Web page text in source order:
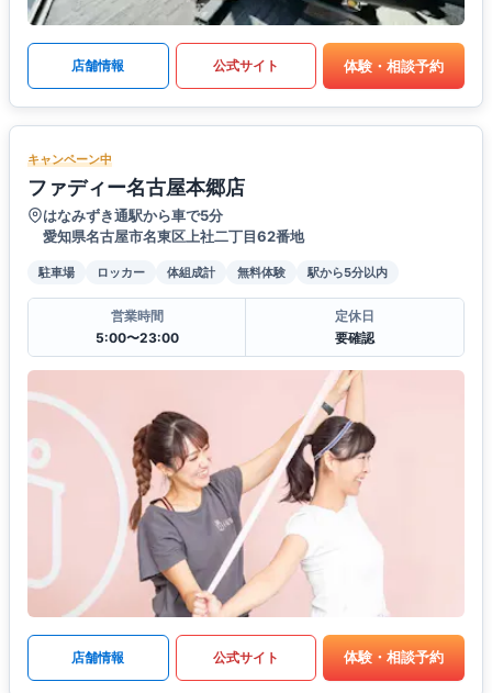
店舗情報 公式サイト 体験・相談予約
キャンペーン中
ファディー名古屋本郷店
はなみずき通駅から車で5分
愛知県名古屋市名東区上社二丁目62番地
駐車場 ロッカー 体組成計 無料体験 駅から5分以内
営業時間
5:00〜23:00
定休日
要確認
店舗情報 公式サイト 体験・相談予約